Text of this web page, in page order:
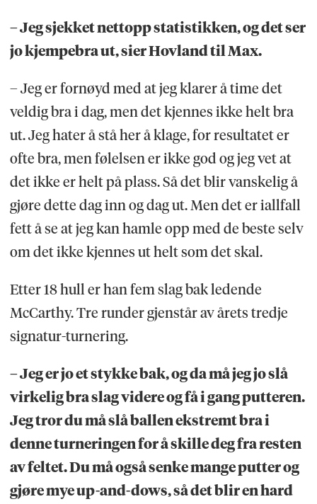
– Jeg sjekket nettopp statistikken, og det ser
jo kjempebra ut, sier Hovland til Max.
– Jeg er fornøyd med at jeg klarer å time det
veldig bra i dag, men det kjennes ikke helt bra
ut. Jeg hater å stå her å klage, for resultatet er
ofte bra, men følelsen er ikke god og jeg vet at
det ikke er helt på plass. Så det blir vanskelig å
gjøre dette dag inn og dag ut. Men det er iallfall
fett å se at jeg kan hamle opp med de beste selv
om det ikke kjennes ut helt som det skal.
Etter 18 hull er han fem slag bak ledende
McCarthy. Tre runder gjenstår av årets tredje
signatur-turnering.
– Jeg er jo et stykke bak, og da må jeg jo slå
virkelig bra slag videre og få i gang putteren.
Jeg tror du må slå ballen ekstremt bra i
denne turneringen for å skille deg fra resten
av feltet. Du må også senke mange putter og
gjøre mye up-and-dows, så det blir en hard